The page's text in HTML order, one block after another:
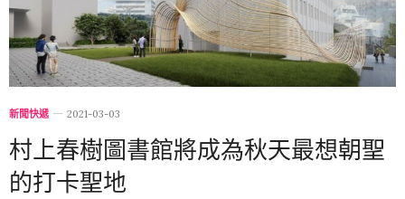
新聞快遞 2021-03-03
村上春樹圖書館將成為秋天最想朝聖
的打卡聖地